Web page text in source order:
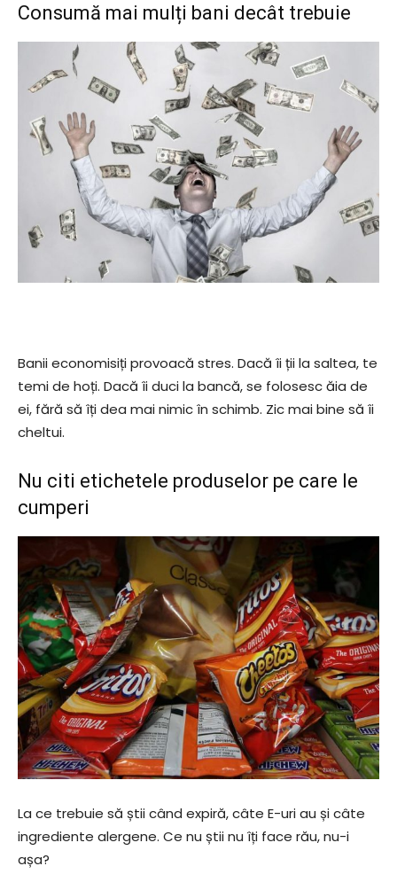
Consumă mai mulți bani decât trebuie
Banii economisiți provoacă stres. Dacă îi ții la saltea, te
temi de hoți. Dacă îi duci la bancă, se folosesc ăia de
ei, fără să îți dea mai nimic în schimb. Zic mai bine să îi
cheltui.
Nu citi etichetele produselor pe care le
cumperi
La ce trebuie să știi când expiră, câte E-uri au și câte
ingrediente alergene. Ce nu știi nu îți face rău, nu-i
așa?